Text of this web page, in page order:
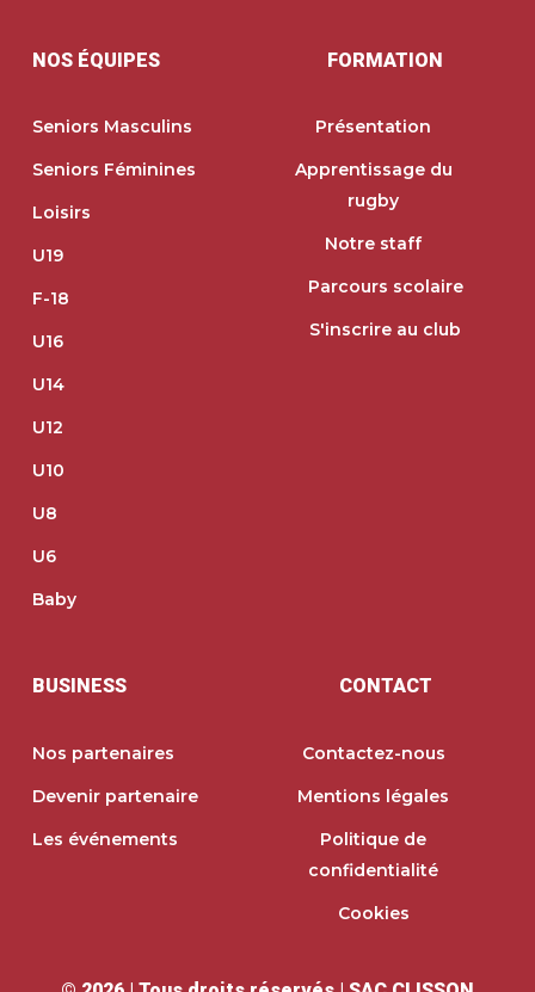
NOS ÉQUIPES
Seniors Masculins
Seniors Féminines
Loisirs
U19
F-18
U16
U14
U12
U10
U8
U6
Baby
FORMATION
Présentation
Apprentissage du
rugby
Notre staff
Parcours scolaire
S'inscrire au club
BUSINESS
Nos partenaires
Devenir partenaire
Les événements
CONTACT
Contactez-nous
Mentions légales
Politique de
confidentialité
Cookies